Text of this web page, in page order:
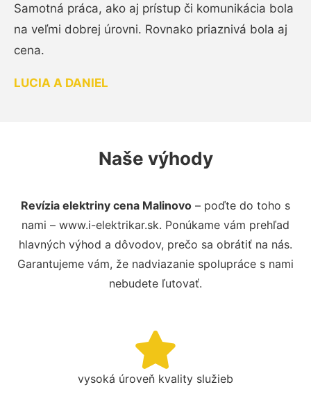
Samotná práca, ako aj prístup či komunikácia bola
na veľmi dobrej úrovni. Rovnako priaznivá bola aj
cena.
LUCIA A DANIEL
Naše výhody
Revízia elektriny cena Malinovo – poďte do toho s
nami – www.i-elektrikar.sk. Ponúkame vám prehľad
hlavných výhod a dôvodov, prečo sa obrátiť na nás.
Garantujeme vám, že nadviazanie spolupráce s nami
nebudete ľutovať.
vysoká úroveň kvality služieb